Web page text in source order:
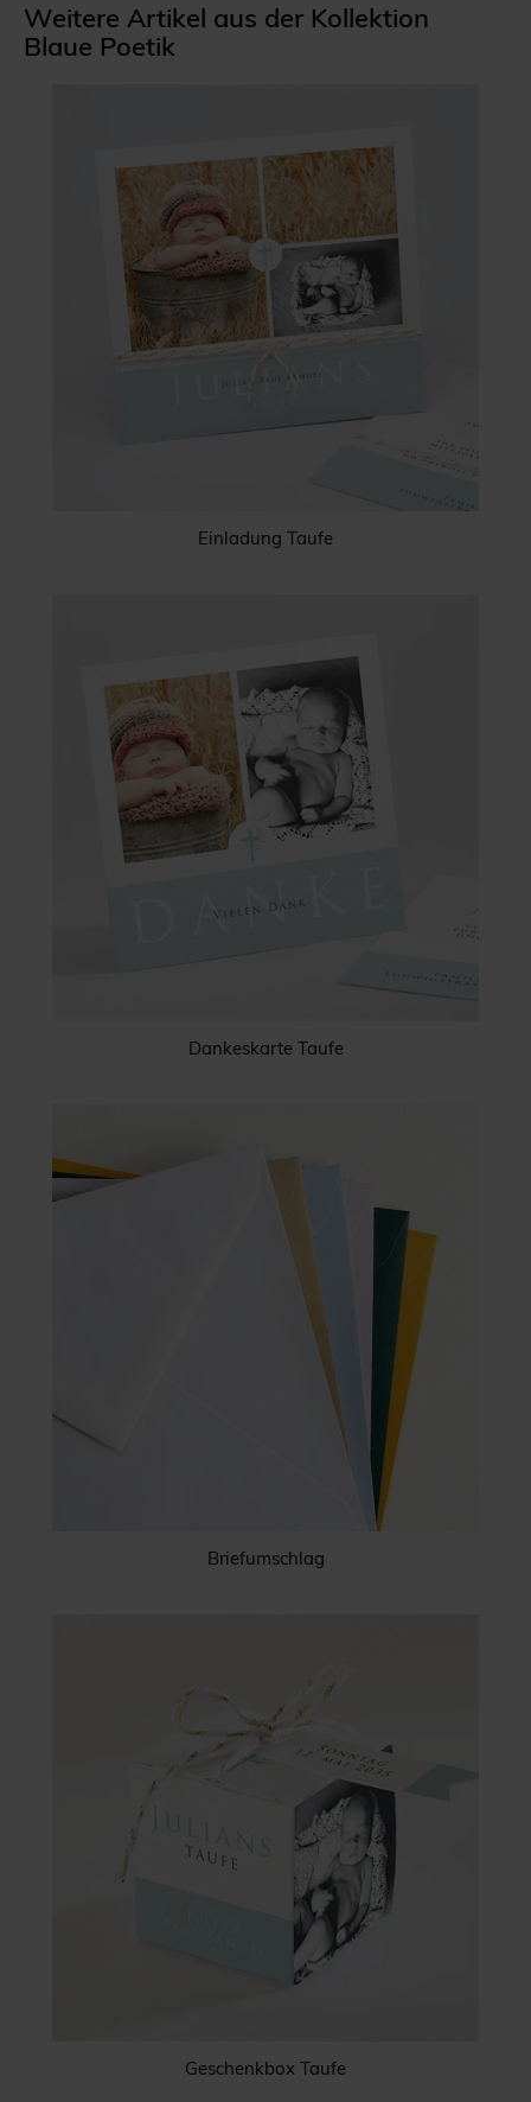
Weitere Artikel aus der Kollektion
Blaue Poetik
Einladung Taufe
Dankeskarte Taufe
Briefumschlag
Geschenkbox Taufe